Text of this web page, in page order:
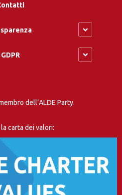
GDPR
dell’ALDE Party.
carta dei valori: